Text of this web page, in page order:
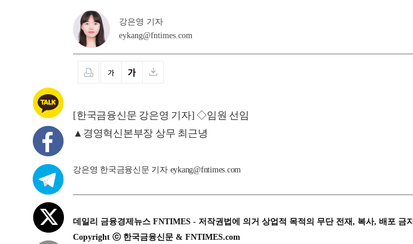
강은영 기자
eykang@fntimes.com
[한국금융신문 강은영 기자] ◇임원 선임
▲경영혁신본부장 상무 최근녕
강은영 한국금융신문 기자 eykang@fntimes.com
데일리 금융경제뉴스 FNTIMES - 저작권법에 의거 상업적 목적의 무단 전재, 복사, 배포 금지
Copyright ⓒ 한국금융신문 & FNTIMES.com